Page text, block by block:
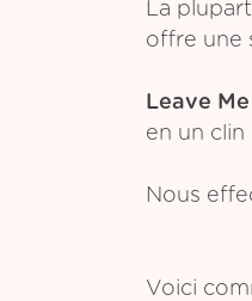
La
offre une
Leave
en un
Nous
Voici